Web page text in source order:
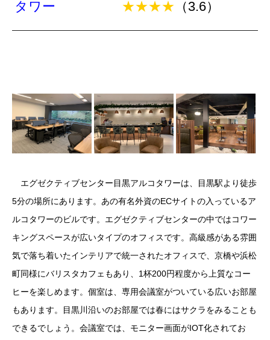
タワー
★★★★ （3.6）
エグゼクティブセンター目黒アルコタワーは、目黒駅より徒歩
5分の場所にあります。あの有名外資のECサイトの入っているア
ルコタワーのビルです。エグゼクティブセンターの中ではコワー
キングスペースが広いタイプのオフィスです。高級感がある雰囲
気で落ち着いたインテリアで統一されたオフィスで、京橋や浜松
町同様にバリスタカフェもあり、1杯200円程度から上質なコー
ヒーを楽しめます。個室は、専用会議室がついている広いお部屋
もあります。目黒川沿いのお部屋では春にはサクラをみることも
できるでしょう。会議室では、モニター画面がIOT化されてお